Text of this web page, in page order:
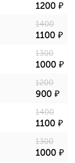
1200
1400
1100
1300
1000
1200
900
1400
1100
1300
1000